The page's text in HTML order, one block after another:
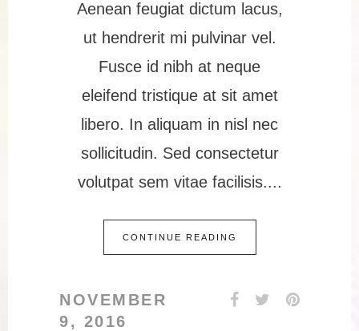
Aenean feugiat dictum lacus,
ut hendrerit mi pulvinar vel.
Fusce id nibh at neque
eleifend tristique at sit amet
libero. In aliquam in nisl nec
sollicitudin. Sed consectetur
volutpat sem vitae facilisis.
CONTINUE READING
NOVEMBER
9, 2016